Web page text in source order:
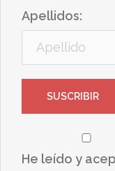
Apellidos:
He leído y